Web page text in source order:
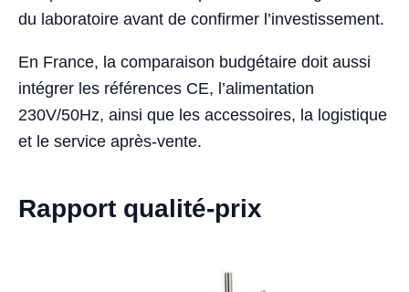
du laboratoire avant de confirmer l’investissement.
En France, la comparaison budgétaire doit aussi
intégrer les références CE, l’alimentation
230V/50Hz, ainsi que les accessoires, la logistique
et le service après-vente.
Rapport qualité-prix